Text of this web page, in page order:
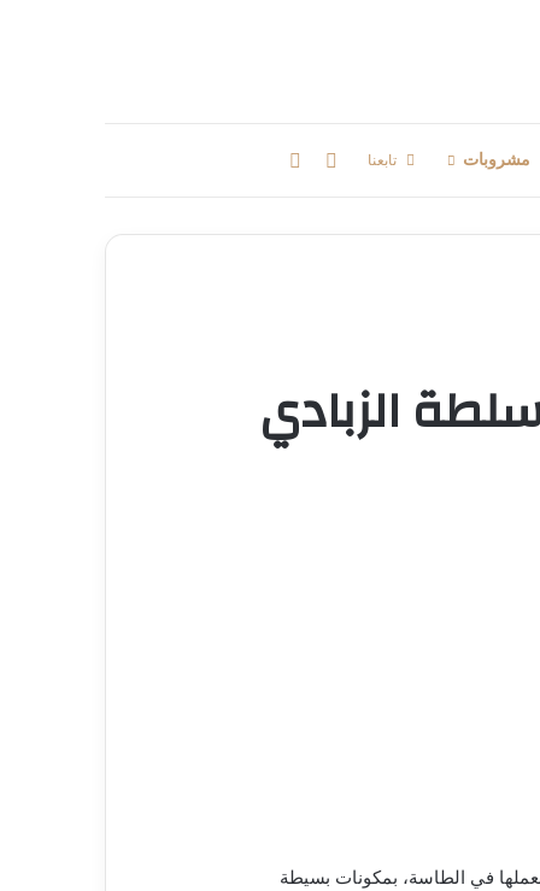
مشروبات تابعنا إضافة عمود جانبي
الزبادي
في الطاسة، بمكونات بسيطة